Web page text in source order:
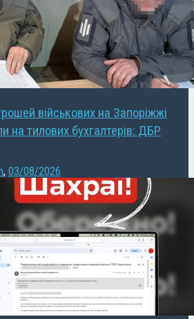
військових на Запоріжжі
на тилових бухгалтерів: ДБР
, 03/08/2026